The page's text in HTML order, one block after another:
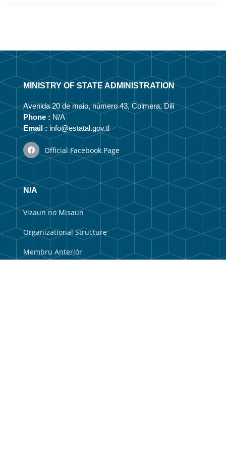
MINISTRY OF STATE ADMINISTRATION
Avenida 20 de maio, número 43, Colmera, Dili
Phone : N/A
Email :info@estatal.gov.tl
Official Facebook Page
N/A
Vizaun no Misaun
Organizational Structure
Membru Anteriór